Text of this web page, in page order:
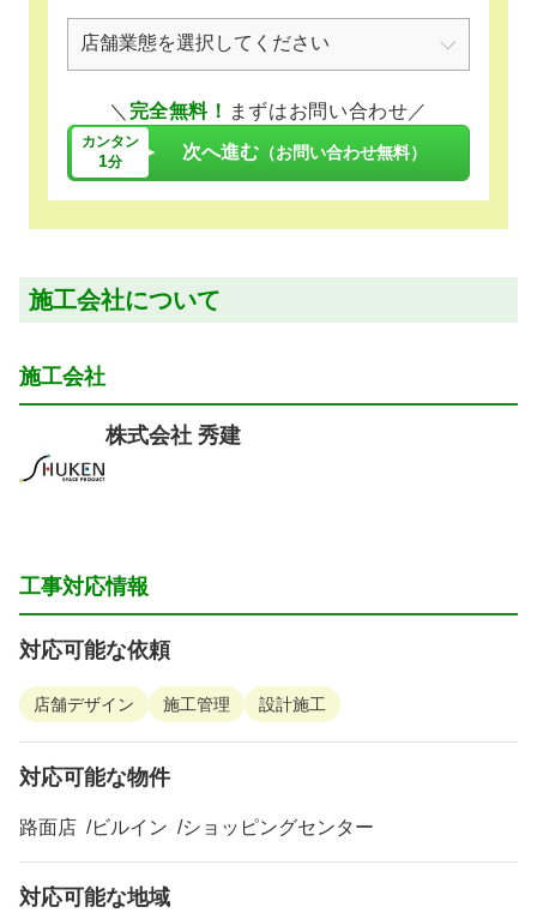
＼ 完全無料！ まずはお問い合わせ／
カンタン
1分 次へ進む （お問い合わせ無料）
施工会社について
施工会社
株式会社 秀建
工事対応情報
対応可能な依頼
店舗デザイン 施工管理 設計施工
対応可能な物件
路面店 ビルイン ショッピングセンター
対応可能な地域